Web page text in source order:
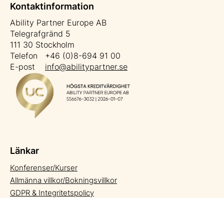
Kontaktinformation
Ability Partner Europe AB
Telegrafgränd 5
111 30 Stockholm
Telefon +46 (0)8-694 91 00
E-post info@abilitypartner.se
Länkar
Konferenser/Kurser
Allmänna villkor/Bokningsvillkor
GDPR & Integritetspolicy